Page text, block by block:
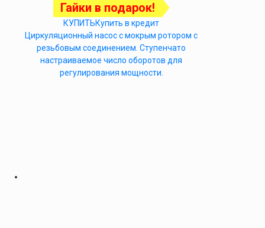
Гайки в подарок!
КУПИТЬКупить в кредит
Циркуляционный насос с мокрым ротором с
резьбовым соединением. Ступенчато
настраиваемое число оборотов для
регулирования мощности.